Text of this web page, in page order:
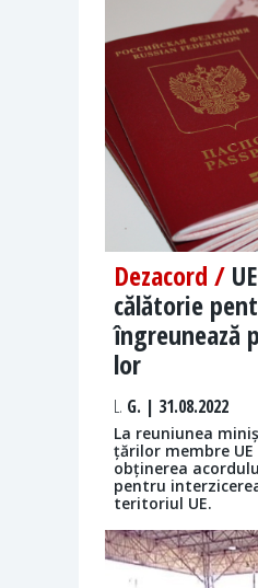
Dezacord /
călătorie
îngreunează
lor
L. G. | 31.08.2022
La reuniunea
țărilor membre
obținerea
pentru
teritoriul UE.